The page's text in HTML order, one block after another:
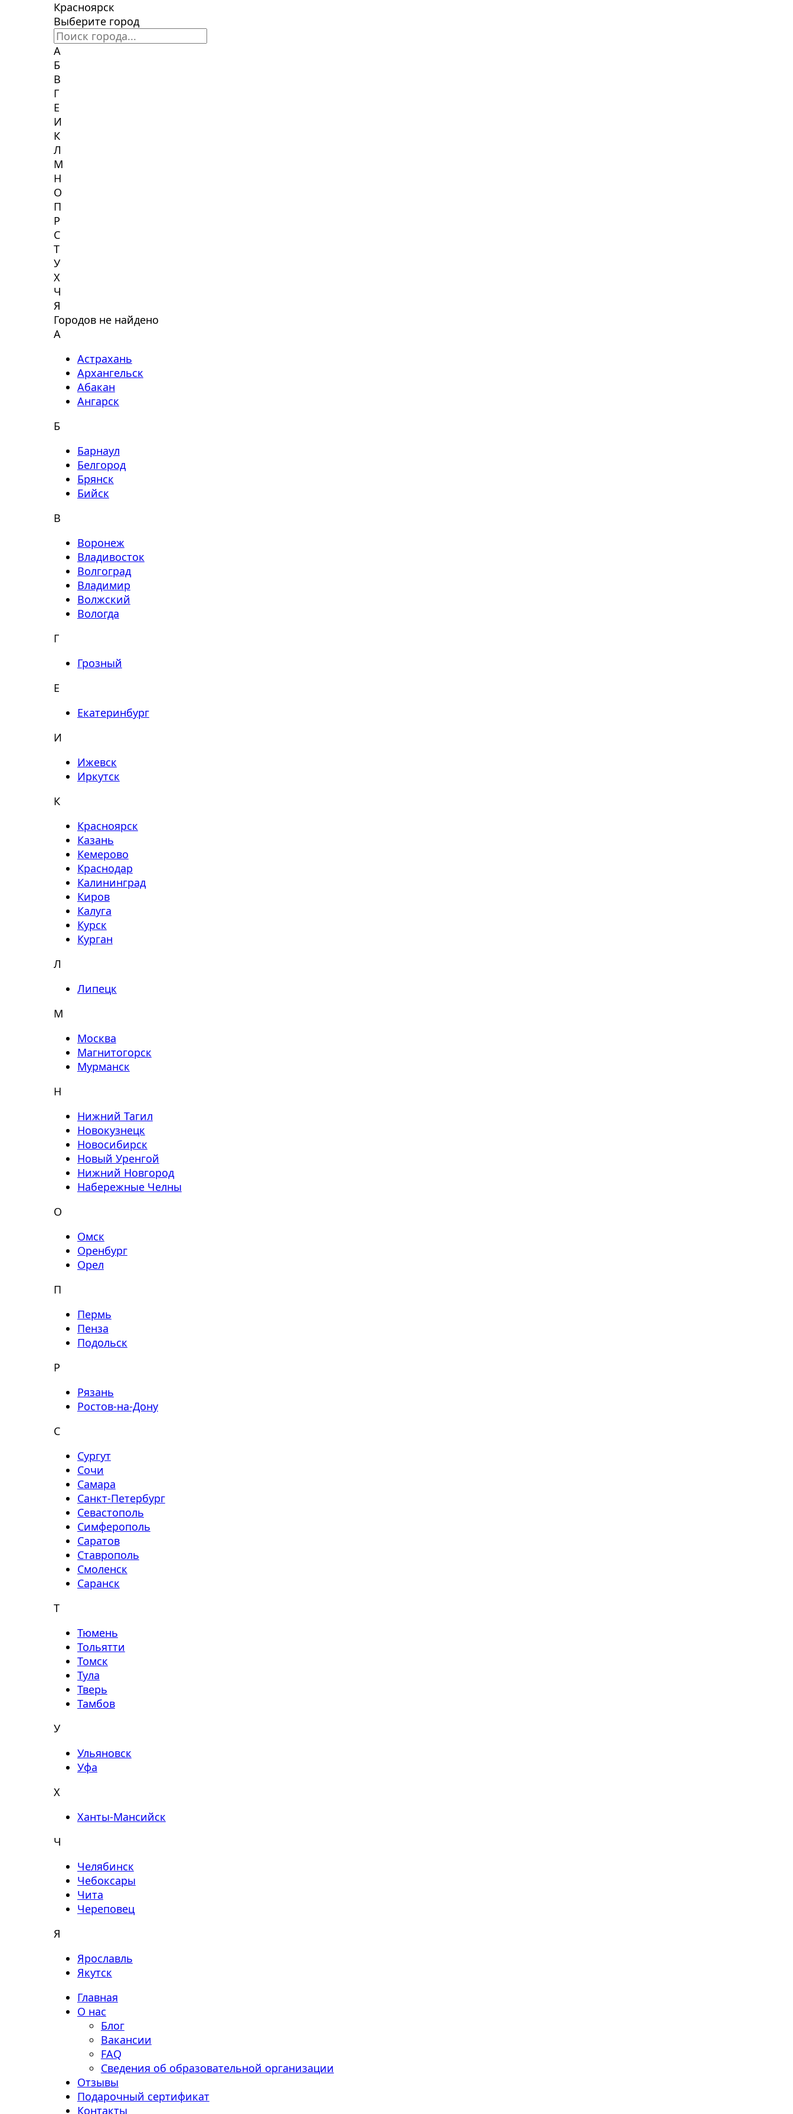
Красноярск
Выберите город
А
Б
В
Г
Е
И
К
Л
М
Н
О
П
Р
С
Т
У
Х
Ч
Я
Городов не найдено
А
Астрахань
Архангельск
Абакан
Ангарск
Б
Барнаул
Белгород
Брянск
Бийск
В
Воронеж
Владивосток
Волгоград
Владимир
Волжский
Вологда
Г
Грозный
Е
Екатеринбург
И
Ижевск
Иркутск
К
Красноярск
Казань
Кемерово
Краснодар
Калининград
Киров
Калуга
Курск
Курган
Л
Липецк
М
Москва
Магнитогорск
Мурманск
Н
Нижний Тагил
Новокузнецк
Новосибирск
Новый Уренгой
Нижний Новгород
Набережные Челны
О
Омск
Оренбург
Орел
П
Пермь
Пенза
Подольск
Р
Рязань
Ростов-на-Дону
С
Сургут
Сочи
Самара
Санкт-Петербург
Севастополь
Симферополь
Саратов
Ставрополь
Смоленск
Саранск
Т
Тюмень
Тольятти
Томск
Тула
Тверь
Тамбов
У
Ульяновск
Уфа
Х
Ханты-Мансийск
Ч
Челябинск
Чебоксары
Чита
Череповец
Я
Ярославль
Якутск
Главная
О нас
Блог
Вакансии
FAQ
Сведения об образовательной организации
Отзывы
Подарочный сертификат
Контакты